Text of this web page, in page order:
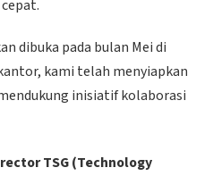
dibuka pada bulan Mei di
kami telah menyiapkan
inisiatif kolaborasi
TSG (Technology